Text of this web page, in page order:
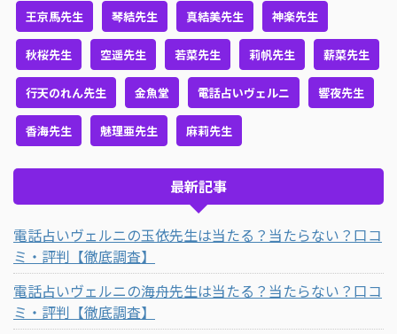
王京馬先生 琴結先生 真結美先生 神楽先生
秋桜先生 空遥先生 若菜先生 莉帆先生 薪菜先生
行天のれん先生 金魚堂 電話占いヴェルニ 響夜先生
香海先生 魅理亜先生 麻莉先生
最新記事
電話占いヴェルニの玉依先生は当たる？当たらない？口コ
ミ・評判【徹底調査】
電話占いヴェルニの海舟先生は当たる？当たらない？口コ
ミ・評判【徹底調査】